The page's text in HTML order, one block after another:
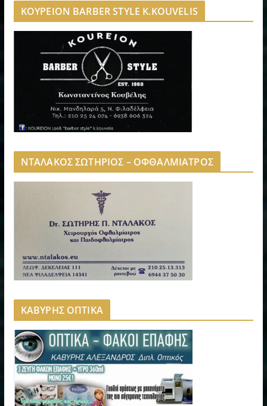
ΚΟΥΡΕΙΟΝ BARBER STYLE K.KOUVELIS
ΝΤΑΛΑΚΟΣ ΣΩΤΗΡΙΟΣ – ΟΦΘΑΛΜΙΑΤΡΟΣ
ΚΑΒΥΡΗΣ ΟΠΤΙΚΑ